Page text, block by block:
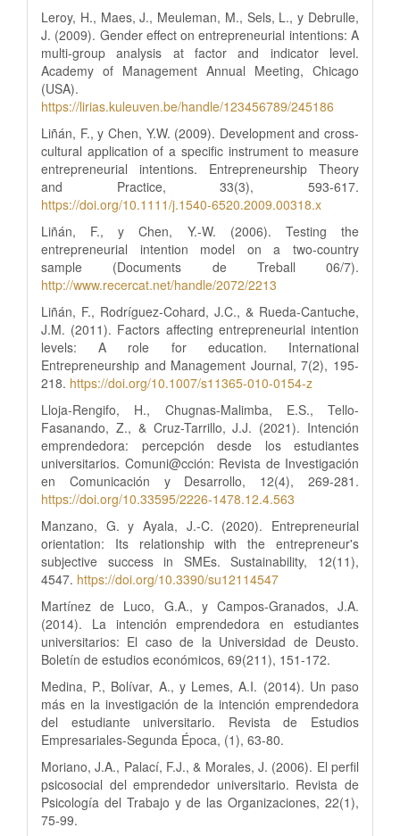
Leroy, H., Maes, J., Meuleman, M., Sels, L., y Debrulle,
J. (2009). Gender effect on entrepreneurial intentions: A
multi-group analysis at factor and indicator level.
Academy of Management Annual Meeting, Chicago
(USA).
https://lirias.kuleuven.be/handle/123456789/245186
Liñán, F., y Chen, Y.W. (2009). Development and cross‐
cultural application of a specific instrument to measure
entrepreneurial intentions. Entrepreneurship Theory
and Practice, 33(3), 593-617.
https://doi.org/10.1111/j.1540-6520.2009.00318.x
Liñán, F., y Chen, Y.-W. (2006). Testing the
entrepreneurial intention model on a two-country
sample (Documents de Treball 06/7).
http://www.recercat.net/handle/2072/2213
Liñán, F., Rodríguez-Cohard, J.C., & Rueda-Cantuche,
J.M. (2011). Factors affecting entrepreneurial intention
levels: A role for education. International
Entrepreneurship and Management Journal, 7(2), 195-
218. https://doi.org/10.1007/s11365-010-0154-z
Lloja-Rengifo, H., Chugnas-Malimba, E.S., Tello-
Fasanando, Z., & Cruz-Tarrillo, J.J. (2021). Intención
emprendedora: percepción desde los estudiantes
universitarios. Comuni@cción: Revista de Investigación
en Comunicación y Desarrollo, 12(4), 269-281.
https://doi.org/10.33595/2226-1478.12.4.563
Manzano, G. y Ayala, J.-C. (2020). Entrepreneurial
orientation: Its relationship with the entrepreneur's
subjective success in SMEs. Sustainability, 12(11),
4547. https://doi.org/10.3390/su12114547
Martínez de Luco, G.A., y Campos-Granados, J.A.
(2014). La intención emprendedora en estudiantes
universitarios: El caso de la Universidad de Deusto.
Boletín de estudios económicos, 69(211), 151-172.
Medina, P., Bolívar, A., y Lemes, A.I. (2014). Un paso
más en la investigación de la intención emprendedora
del estudiante universitario. Revista de Estudios
Empresariales-Segunda Época, (1), 63-80.
Moriano, J.A., Palací, F.J., & Morales, J. (2006). El perfil
psicosocial del emprendedor universitario. Revista de
Psicología del Trabajo y de las Organizaciones, 22(1),
75-99.